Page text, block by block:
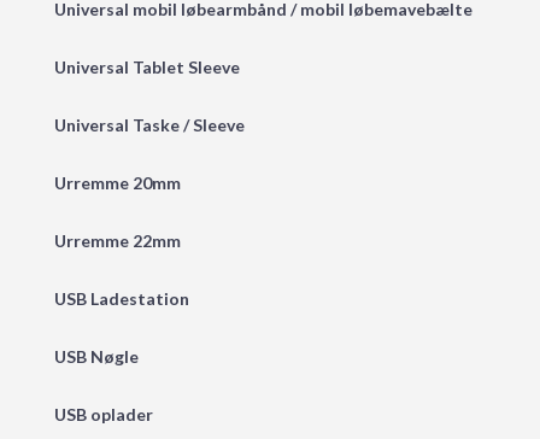
Universal mobil løbearmbånd / mobil løbemavebælte
Universal Tablet Sleeve
Universal Taske / Sleeve
Urremme 20mm
Urremme 22mm
USB Ladestation
USB Nøgle
USB oplader